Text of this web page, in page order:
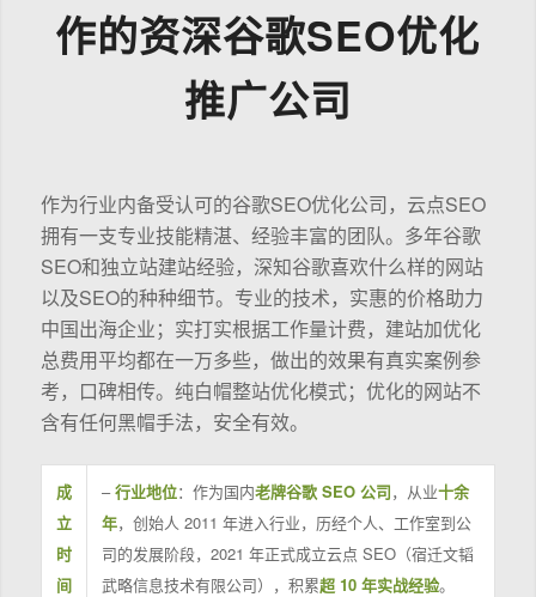
作的资深谷歌SEO优化
推广公司
作为行业内备受认可的谷歌SEO优化公司，云点SEO
拥有一支专业技能精湛、经验丰富的团队。多年谷歌
SEO和独立站建站经验，深知谷歌喜欢什么样的网站
以及SEO的种种细节。专业的技术，实惠的价格助力
中国出海企业；实打实根据工作量计费，建站加优化
总费用平均都在一万多些，做出的效果有真实案例参
考，口碑相传。纯白帽整站优化模式；优化的网站不
含有任何黑帽手法，安全有效。
成
立
时
间
–行业地位：作为国内老牌谷歌 SEO 公司，从业十余
年，创始人 2011 年进入行业，历经个人、工作室到公
司的发展阶段，2021 年正式成立云点 SEO（宿迁文韬
武略信息技术有限公司），积累超 10 年实战经验。